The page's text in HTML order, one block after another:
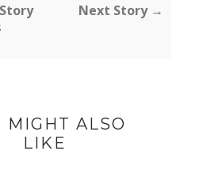
Next Story →
MIGHT ALSO
LIKE